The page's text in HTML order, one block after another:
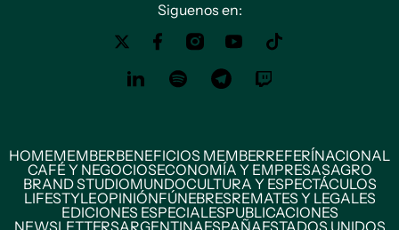
Siguenos en:
HOMEMEMBERBENEFICIOS MEMBERREFERÍNACIONAL
CAFÉ Y NEGOCIOSECONOMÍA Y EMPRESASAGRO
BRAND STUDIOMUNDOCULTURA Y ESPECTÁCULOS
LIFESTYLEOPINIÓNFÚNEBRESREMATES Y LEGALES
EDICIONES ESPECIALESPUBLICACIONES